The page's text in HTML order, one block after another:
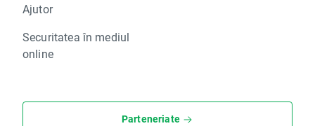
Ajutor
Securitatea în mediul
online
Parteneriate